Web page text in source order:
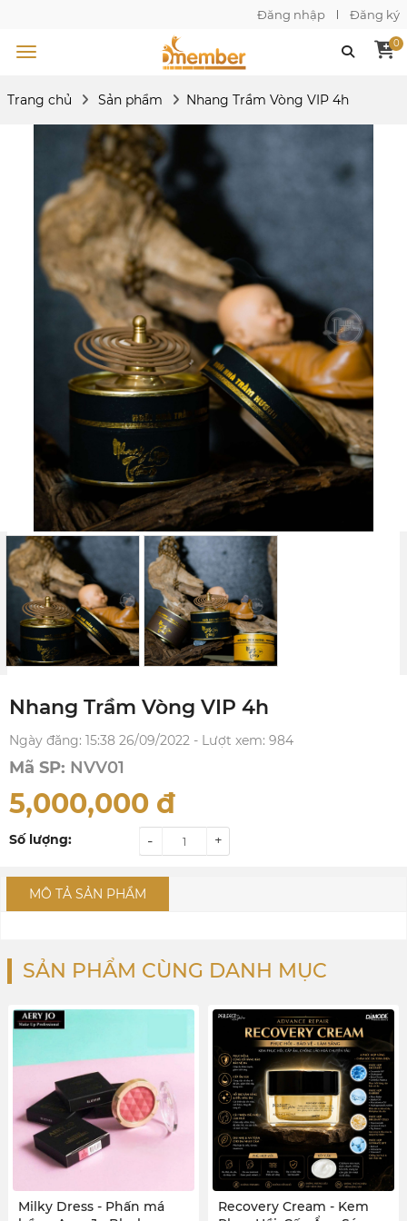
Đăng nhập Đăng ký
0
Trang chủ Sản phẩm Nhang Trầm Vòng VIP 4h
Nhang Trầm Vòng VIP 4h
Ngày đăng: 15:38 26/09/2022 - Lượt xem: 984
Mã SP: NVV01
5,000,000 đ
Số lượng: +
-
MÔ TẢ SẢN PHẨM
SẢN PHẨM CÙNG DANH MỤC
Milky Dress - Phấn má
Recovery Cream - Kem